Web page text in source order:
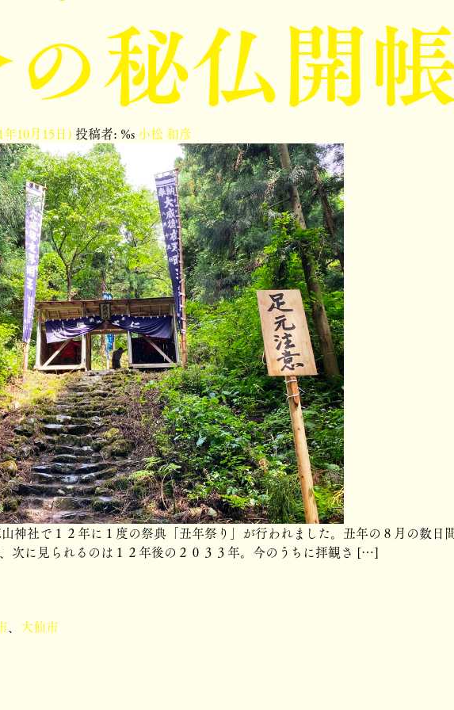
秘仏開
年10月15日) 投稿者: %s小松 和彦
神社で１２年に１度の祭典「丑年祭り」が行われました。丑年の８月の数
次に見られるのは１２年後の２０３３年。今のうちに拝観さ […]
、 大仙市